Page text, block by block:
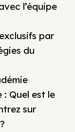
l’équipe
par
du
: Quel est le
sur